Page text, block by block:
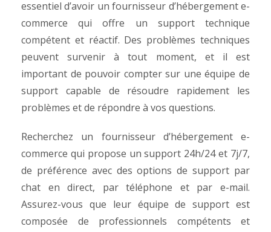
essentiel d’avoir un fournisseur d’hébergement e-
commerce qui offre un support technique
compétent et réactif. Des problèmes techniques
peuvent survenir à tout moment, et il est
important de pouvoir compter sur une équipe de
support capable de résoudre rapidement les
problèmes et de répondre à vos questions.
Recherchez un fournisseur d’hébergement e-
commerce qui propose un support 24h/24 et 7j/7,
de préférence avec des options de support par
chat en direct, par téléphone et par e-mail.
Assurez-vous que leur équipe de support est
composée de professionnels compétents et